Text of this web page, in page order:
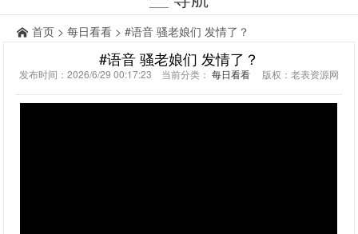
首页 > 每日看看 > #语音 骚老娘们 发情了？
#语音 骚老娘们 发情了？
发布时间：2026/6/29 00:17:23 当前分类： 每日看看 版权：老表资源网